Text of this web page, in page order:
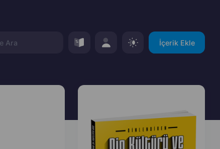
İçerik Ekle